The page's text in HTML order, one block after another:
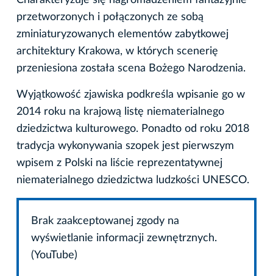
przetworzonych i połączonych ze sobą
zminiaturyzowanych elementów zabytkowej
architektury Krakowa, w których scenerię
przeniesiona została scena Bożego Narodzenia.
Wyjątkowość zjawiska podkreśla wpisanie go w
2014 roku na krajową listę niematerialnego
dziedzictwa kulturowego. Ponadto od roku 2018
tradycja wykonywania szopek jest pierwszym
wpisem z Polski na liście reprezentatywnej
niematerialnego dziedzictwa ludzkości UNESCO.
Brak zaakceptowanej zgody na
wyświetlanie informacji zewnętrznych.
(YouTube)